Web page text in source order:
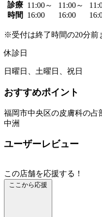
診療
時間
11:00～
16:00
11:00～
16:00
※受付は終了時間の20分前
休診日
日曜日、土曜日、祝日
おすすめポイント
福岡市中央区の皮膚科の占
中洲
ユーザーレビュー
この店舗を応援する！
ここから応援